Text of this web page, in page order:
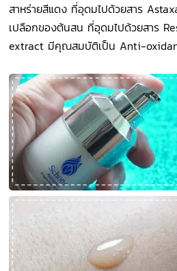
สาหร่ายสีแดง ที่อุดมไปด้วยสาร
เปลือกของต้นสน ที่อุดมไปด้วยสาร
extract มีคุณสมบัติเป็น Anti-